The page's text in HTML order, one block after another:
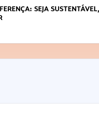
SEJA